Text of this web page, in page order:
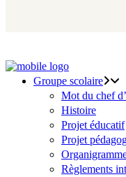
Groupe scolaire
Mot du chef
Histoire
Projet éducatif
Projet
Règlements